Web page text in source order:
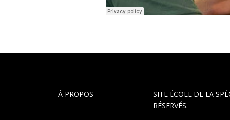
À PROPOS SITE ÉCOLE DE LA
RÉSERVÉS.